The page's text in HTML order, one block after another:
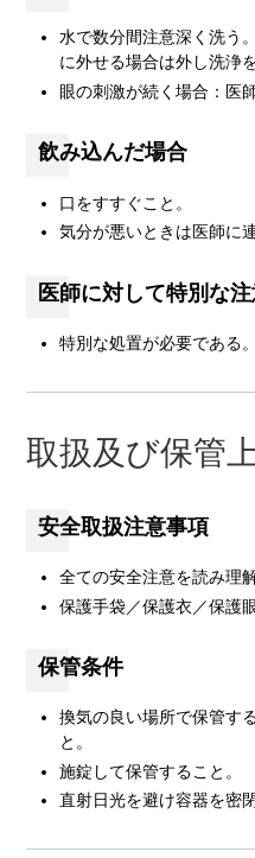
水で数分間注意深く洗う
に外せる場合は外し洗浄
眼の刺激が続く場合：医
飲み込んだ場合
口をすすぐこと。
気分が悪いときは医師に
医師に対して特別な
特別な処置が必要である。
取扱及び保管
安全取扱注意事項
全ての安全注意を読み理
保護手袋／保護衣／保護
保管条件
換気の良い場所で保管す
と。
施錠して保管すること。
直射日光を避け容器を密